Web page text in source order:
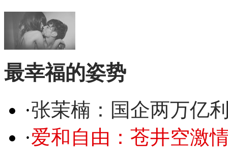
最幸福的姿势
·张茉楠：国企两万亿
·爱和自由：苍井空激